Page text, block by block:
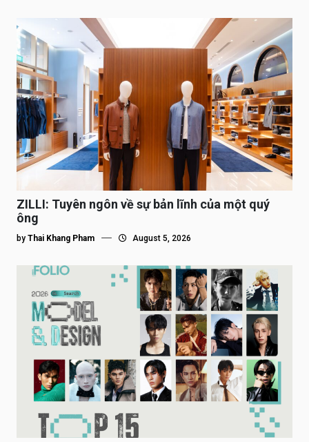
ZILLI: Tuyên ngôn về sự bản lĩnh của một quý
ông
by Thai Khang Pham August 5, 2026